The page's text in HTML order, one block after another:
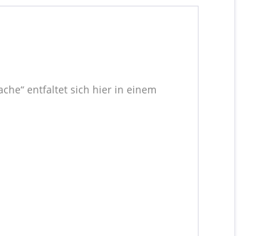
entfaltet sich hier in einem